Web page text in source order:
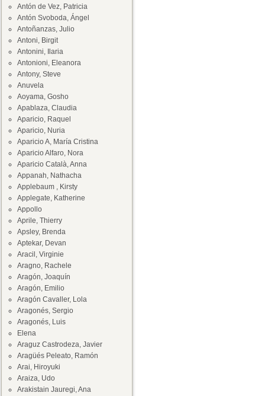
Antón de Vez, Patricia
Antón Svoboda, Ángel
Antoñanzas, Julio
Antoni, Birgit
Antonini, Ilaria
Antonioni, Eleanora
Antony, Steve
Anuvela
Aoyama, Gosho
Apablaza, Claudia
Aparicio, Raquel
Aparicio, Nuria
Aparicio A, María Cristina
Aparicio Alfaro, Nora
Aparicio Català, Anna
Appanah, Nathacha
Applebaum , Kirsty
Applegate, Katherine
Appollo
Aprile, Thierry
Apsley, Brenda
Aptekar, Devan
Aracil, Virginie
Aragno, Rachele
Aragón, Joaquín
Aragón, Emilio
Aragón Cavaller, Lola
Aragonés, Sergio
Aragonés, Luis
Elena
Araguz Castrodeza, Javier
Aragüés Peleato, Ramón
Arai, Hiroyuki
Araiza, Udo
Arakistain Jauregi, Ana